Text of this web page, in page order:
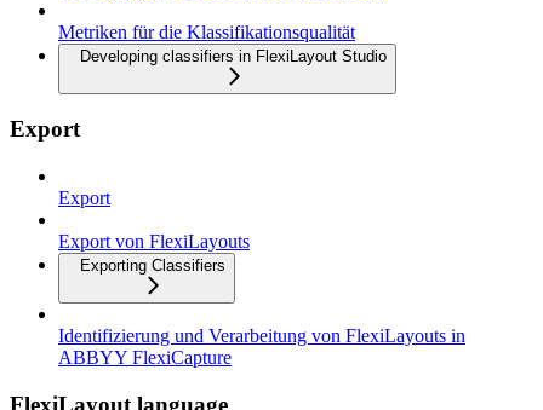
Metriken für die Klassifikationsqualität
Developing classifiers in FlexiLayout Studio
Export
Export
Export von FlexiLayouts
Exporting Classifiers
Identifizierung und Verarbeitung von FlexiLayouts in
ABBYY FlexiCapture
FlexiLayout language